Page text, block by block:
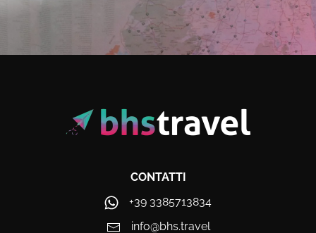
CONTATTI
+39 3385713834
info@bhs.travel